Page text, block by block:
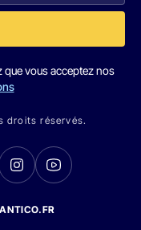
vous acceptez nos
droits réservés.